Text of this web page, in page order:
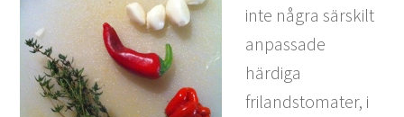
inte några särskilt
anpassade
härdiga
frilandstomater, i